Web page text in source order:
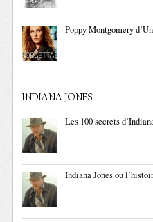
Poppy Montgomery
INDIANA JONES
Les 100 secrets
Indiana Jones ou